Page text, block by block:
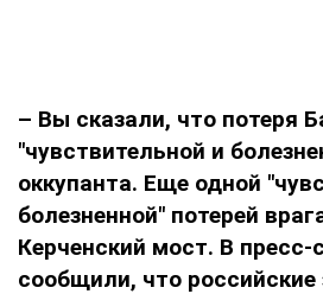
– Вы сказали, что потеря
"чувствительной и
оккупанта. Еще одной
болезненной" потерей
Керченский мост. В
сообщили, что российские